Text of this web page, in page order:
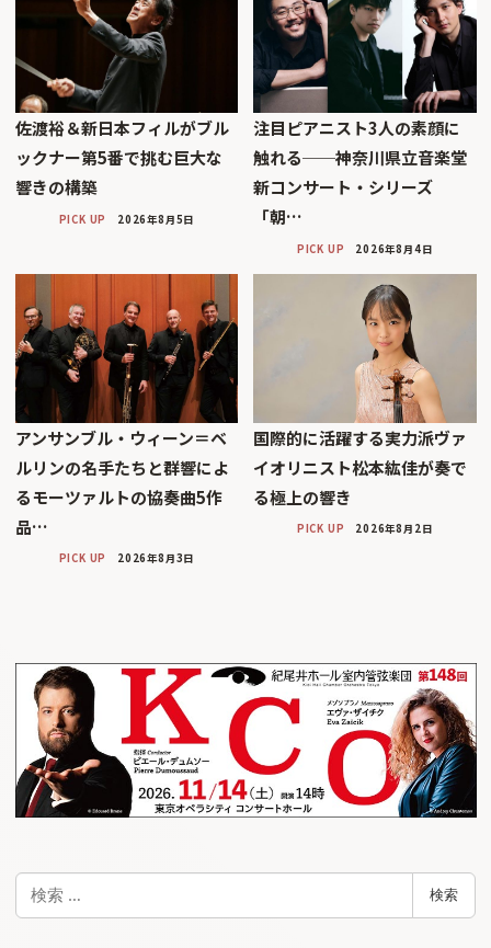
佐渡裕＆新日本フィルがブル
ックナー第5番で挑む巨大な
響きの構築
PICK UP 2026年8月5日
注目ピアニスト3人の素顔に
触れる──神奈川県立音楽堂
新コンサート・シリーズ
「朝…
PICK UP 2026年8月4日
アンサンブル・ウィーン＝ベ
ルリンの名手たちと群響によ
るモーツァルトの協奏曲5作
品…
PICK UP 2026年8月3日
国際的に活躍する実力派ヴァ
イオリニスト松本紘佳が奏で
る極上の響き
PICK UP 2026年8月2日
検
検索